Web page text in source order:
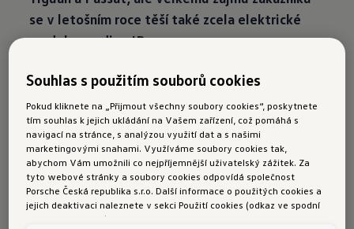
se v letošním roce těší také zcela elektrické
modely z rodiny ID.
„Ostré tempo, s nímž jsme vstoupili do
letošního roku, hodláme udržovat i nadále,“ říká
o úspěšných prodejních výsledcích za měsíc únor
Jakub Šebesta, vedoucí divize Volkswagen
společnosti Porsche Česká republika, a dodává:
Souhlas s použitím souborů cookies
Pokud kliknete na „Přijmout všechny soubory cookies“, poskytnete
tím souhlas k jejich ukládání na Vašem zařízení, což pomáhá s
navigací na stránce, s analýzou využití dat a s našimi
marketingovými snahami. Využíváme soubory cookies tak,
abychom Vám umožnili co nejpříjemnější uživatelský zážitek. Za
tyto webové stránky a soubory cookies odpovídá společnost
Porsche Česká republika s.r.o. Další informace o použitých cookies a
jejich deaktivaci naleznete v sekci Použití cookies (odkaz ve spodní
části této stránky).